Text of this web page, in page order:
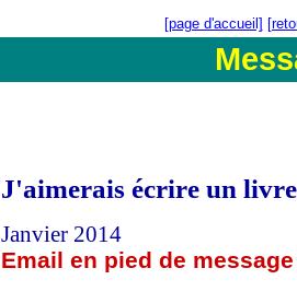
[page d'accueil]
J'aimerais écrire un livre
Janvier 2014
Email en pied de message